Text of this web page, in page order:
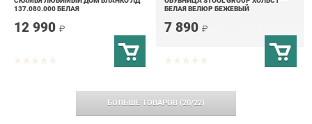
БОЛЬШЕ ТОВАРОВ(20/22)
ОБУВНИЦЫ